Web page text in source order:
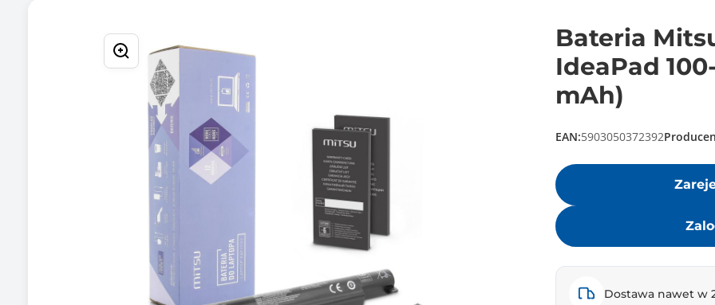
Bateria
IdeaPad
mAh)
EAN:5903050372392
Dostawa nawet w